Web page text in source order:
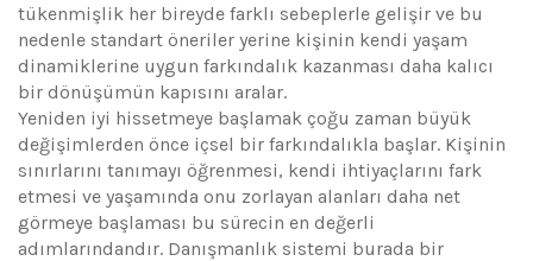
tükenmişlik her bireyde farklı sebeplerle gelişir ve bu
nedenle standart öneriler yerine kişinin kendi yaşam
dinamiklerine uygun farkındalık kazanması daha kalıcı
bir dönüşümün kapısını aralar.
Yeniden iyi hissetmeye başlamak çoğu zaman büyük
değişimlerden önce içsel bir farkındalıkla başlar. Kişinin
sınırlarını tanımayı öğrenmesi, kendi ihtiyaçlarını fark
etmesi ve yaşamında onu zorlayan alanları daha net
görmeye başlaması bu sürecin en değerli
adımlarındandır. Danışmanlık sistemi burada bir